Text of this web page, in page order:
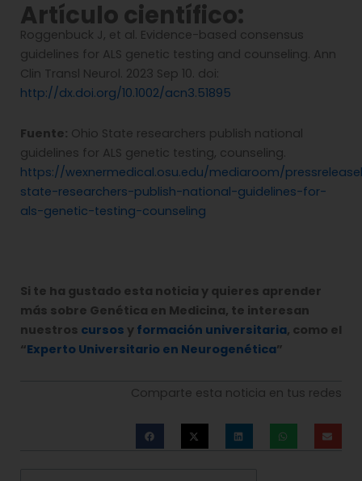
Artículo científico:
Roggenbuck J, et al. Evidence-based consensus
guidelines for ALS genetic testing and counseling. Ann
Clin Transl Neurol. 2023 Sep 10. doi:
http://dx.doi.org/10.1002/acn3.51895
Fuente: Ohio State researchers publish national
guidelines for ALS genetic testing, counseling.
https://wexnermedical.osu.edu/mediaroom/
state-researchers-publish-national-guidelines-for-
als-genetic-testing-counseling
Si te ha gustado esta noticia y quieres aprender
más sobre Genética en Medicina, te interesan
nuestros cursos y formación universitaria, como el
“Experto Universitario en Neurogenética”
Comparte esta noticia en tus redes